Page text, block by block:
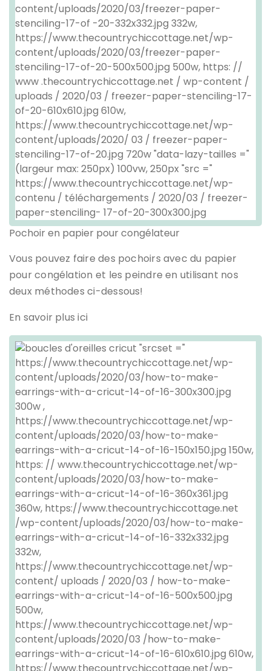
Pochoir en papier pour congélateur
Vous pouvez faire des pochoirs avec du papier
pour congélation et les peindre en utilisant nos
deux méthodes ci-dessous!
En savoir plus ici